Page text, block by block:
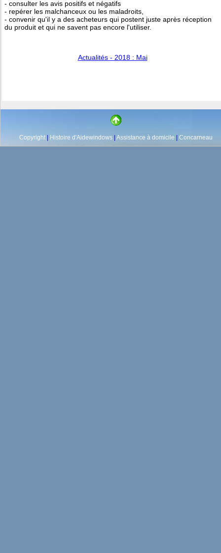
- consulter les avis positifs et négatifs
- repérer les malchanceux ou les maladroits,
- convenir qu'il y a des acheteurs qui postent juste après réception
du produit et qui ne savent pas encore l'utiliser.
Actualités - 2018 : Mai
Copyright| Histoire d'Aidewindows Assistance à domicile Concarneau